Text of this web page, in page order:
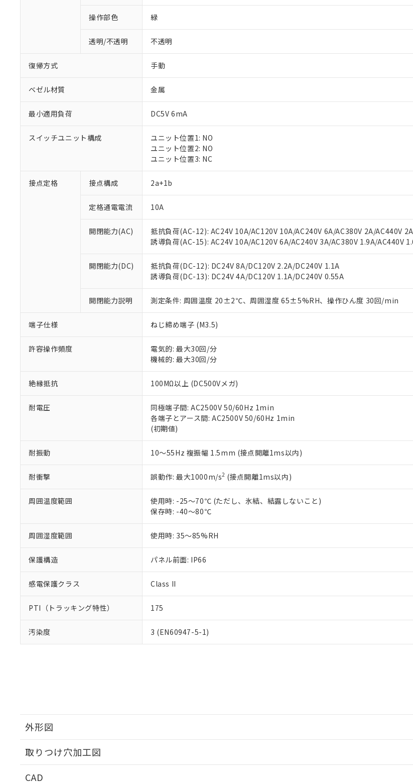
操作部色 緑
透明/不透明 不透明
復帰方式 手動
ベゼル材質 金属
最小適用負荷 DC5V 6mA
スイッチユニット構成
ユニット位置1: NO
ユニット位置2: NO
ユニット位置3: NC
接点定格 接点構成 2a+1b
定格通電電流 10A
開閉能力(AC)
抵抗負荷(AC-12): AC24V 10A/AC120V 10A/AC240V 6A/AC380V 2A/AC440V 2A
誘導負荷(AC-15): AC24V 10A/AC120V 6A/AC240V 3A/AC380V 1.9A/AC440V
開閉能力(DC)
抵抗負荷(DC-12): DC24V 8A/DC120V 2.2A/DC240V 1.1A
誘導負荷(DC-13): DC24V 4A/DC120V 1.1A/DC240V 0.55A
開閉能力説明 測定条件: 周囲温度 20±2℃、周囲湿度 65±5%RH、操作ひん度 30回/min
端子仕様 ねじ締め端子 (M3.5)
許容操作頻度
電気的: 最大30回/分
機械的: 最大30回/分
絶縁抵抗 100MΩ以上 (DC500Vメガ)
耐電圧
同極端子間: AC2500V 50/60Hz 1min
各端子とアース間: AC2500V 50/60Hz 1min
(初期値)
耐振動 10～55Hz 複振幅 1.5mm (接点開離1ms以内)
耐衝撃 誤動作: 最大1000m/s2 (接点開離1ms以内)
周囲温度範囲
使用時: -25～70℃ (ただし、氷結、結露しないこと)
保存時: -40～80℃
周囲湿度範囲 使用時: 35～85%RH
保護構造 パネル前面: IP66
感電保護クラス Class II
PTI（トラッキング特性） 175
汚染度 3 (EN60947-5-1)
外形図
取りつけ穴加工図
CAD
ご利用条件
以下の条件をお読みいただき、同意のうえご利用ください。
本サービスは、当社制御機器事業取扱商品の当社在庫状況および標準
くものです。
当社制御機器事業取扱商品の中には、本サービスの対象外となる商品
のであり、閲覧された時点での実際の在庫および標準価格とは異なる
い。
正式な納期状況および標準価格はお客様のお取引先、またはお客様担
当社販売員にご相談ください。
オムロン制御機器販売店や当社販売拠点は「販売ネットワーク
」を
在庫状況および標準価格結果を当社の事前の承諾なく第三者に漏洩ま
マイパーツ機能（部品リスト作成サービス）をご利用いただくには、I-
ている必要があります。
お客様が当ウェブサイト上で当社にご登録された部品リストについて
さい。
※当社の共同利用者とは、"個人情報の共同利用に関して"
の「1.共
いる法人を指します。
※1 対応状況
対応済み：EU RoHS指令（10物質）の非含有に対応した製品が提供可能
対応予定：EU RoHS指令（10物質）の非含有に対応した製品に切り替える
対応予定なし：EU RoHS指令（10物質）の非含有に非対応の商品で、対応
非該当品：ライセンス料など無形物で、有害物質有無と関係のない商品です。
仕入先様の事情により、非含有部品としていたものが、含有品と判明した場
があります。
*EU RoHS指令（10物質）：
鉛(Pb) 1000ppm以下、 水銀(Hg) 1000ppm以下、 カドミウム(Cd) 100ppm以下、
六価クロム(Cr(Ⅵ)) 1000ppm以下、ポリ臭化ビフェニル類(PBB) 1000ppm以下、ポリ臭化ジフェ
但し、RoHS指令で産業用監視および制御機器に対する適用除外項目は除く。
フタル酸エステル類の４物質については閾値を超える意図的な使用がないことを確認しています。
※2 対応予定月
部品在庫の切り替え状況などにより、予定月が前後することがあります。
※3 非含有証明書ダウンロード
下記の非含有証明書をダウンロードすることができます。
EU RoHS指令（10物質）の非含有証明書
51物質の非含有証明書（当社基準）
※本証明書は発行日時点で非含有を証明するもので、過去に遡って非含有を
また、RoHS指令のフタル酸エステル類４物質の対応では、対応完了まで
混在することから備考欄に対応日を記載しておりました。
り割愛しております。
※1 中国RoHS○×表
「－」：未確認です。当社販売部門へお問い合わせください。
*中国RoHS10物質の基準値 (GB/T26572)：
Pb(鉛) :1000ppm、 Hg(水銀) : 1000ppm、 Cd(カドミウム) : 100ppm、
Cr(Ⅵ)(六価クロム) : 1000ppm、 PBBs(ポリ臭化ビフェニル類) : 1000ppm、 PBDEs(ポリ臭化ジフ
DBP(フタル酸ジブチル) : 1000ppm、 DIBP(フタル酸ジイソブチル) : 1000ppm、 BBP(フタル酸ブ
DEHP(フタル酸ビス(2-エチルヘキシル)) : 1000ppm
※2 環境保護使用期限
「ｅ」：有害物質（10物質）のすべてが基準値以下であることを示します。
「10」：通常の使用状況下において有害物質が外部に漏えいし、環境に深刻
味します。
当社は、これら貴社製品のうち、外国為替および外国貿易法に定める
う）を輸出または国外への提供する場合は、日本国政府の輸出許可(ま
当社は規制貨物を破棄する場合は、完全に破砕するなど、違法に輸出
ます。
当社は貴社製品を、核兵器、ミサイル、化学兵器、生物兵器またはそ
当社は、貴社製品を第三者に販売する場合は、上記1、2および3の内容
また当社は、販売先および販売に係わる関係者が違法に輸出するおそ
たしません。
記
号
説明
○ 一定数以上の在庫あり
△ 一定数には満たないが在庫あり
－
在庫なし(最新の在庫状況については、お客様のお取引先、または
機器販売店・当社販売員にご確認ください)
空
白
受注生産機種、また在庫状況の情報を公開していない機種